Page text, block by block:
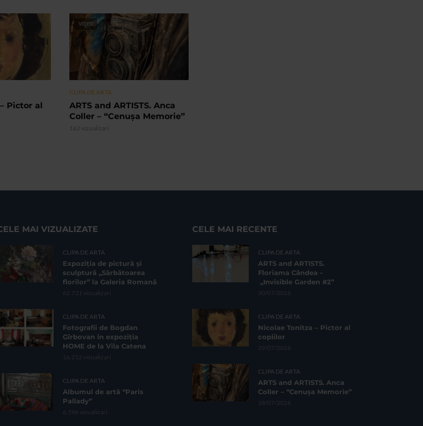
Pictor al
VIDEO
CLIPA DE ARTA
ARTS and ARTISTS. Anca
Coller – “Cenușa Memorie”
162 vizualizari
MAI VIZUALIZATE
CLIPA DE ARTA
Expoziția de pictură și
sculptură „Sărbătoarea
florilor” la Galeria Romană
62.731 vizualizari
CLIPA DE ARTA
Fotografii de Bogdan
Gîrbovan în expoziția
HOME de la Vila Catena
16.212 vizualizari
CLIPA DE ARTA
Albumul de artă “Paris
Pallady”
6.596 vizualizari
CELE MAI RECENTE
CLIPA DE ARTA
ARTS and ARTISTS.
Floriama Cândea –
„Invisible Garden #2”
30/07/2026
CLIPA DE ARTA
Nicolae Tonitza – Pictor al
copiilor
29/07/2026
CLIPA DE ARTA
ARTS and ARTISTS. Anca
Coller – “Cenușa Memorie”
28/07/2026